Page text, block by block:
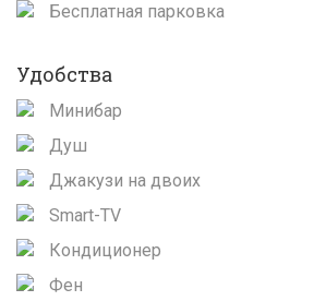
Бесплатная парковка
Удобства
Минибар
Душ
Джакузи на двоих
Smart-TV
Кондиционер
Фен